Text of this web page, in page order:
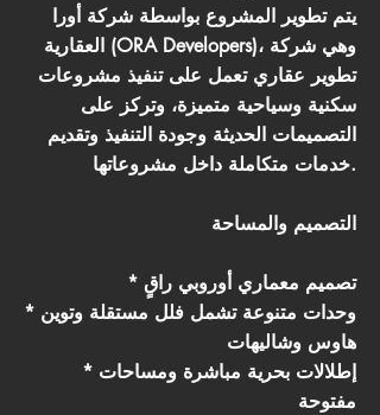
يتم تطوير المشروع بواسطة شركة أورا
العقارية (ORA Developers)، وهي شركة
تطوير عقاري تعمل على تنفيذ مشروعات
سكنية وسياحية متميزة، وتركز على
التصميمات الحديثة وجودة التنفيذ وتقديم
خدمات متكاملة داخل مشروعاتها.
التصميم والمساحة
* تصميم معماري أوروبي راقٍ
* وحدات متنوعة تشمل فلل مستقلة وتوين
هاوس وشاليهات
* إطلالات بحرية مباشرة ومساحات
مفتوحة